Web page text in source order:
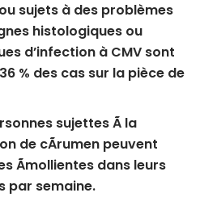
sujets à des problèmes
histologiques ou
d’infection à CMV sont
% des cas sur la pièce de
sujettes Ã la
de cÃrumen peuvent
Ãmollientes dans leurs
par semaine.